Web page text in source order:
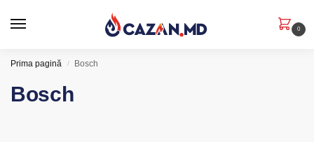
0
Prima pagină / Bosch
Bosch